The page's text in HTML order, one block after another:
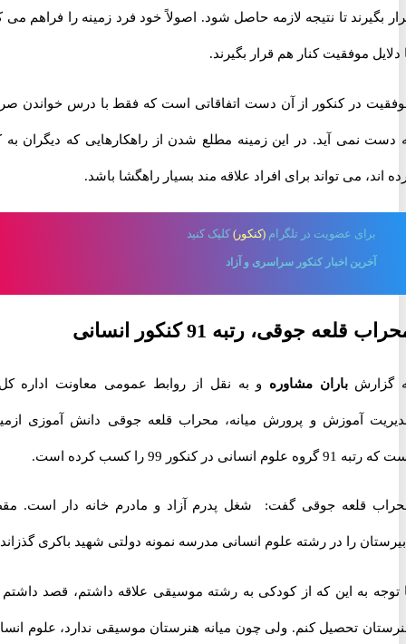
تا نتیجه لازمه حاصل شود. اصولاً خود فرد زمینه را فراهم می کند
موفقیت کنار هم قرار بگیرند.
در کنکور از آن دست اتفاقاتی است که فقط با درس خواندن صرف
نمی آید. در این زمینه مطلع شدن از راهکارهایی که دیگران به کار
می تواند برای افراد علاقه مند بسیار راهگشا باشد.
عضویت در تلگرام(کنکور)کلیک کنید
آخرین اخبار کنکور سراسری و آزاد
جوقی، رتبه 91 کنکور انسانی
باران مشاورهو به نقل از روابط عمومی معاونت اداره کل و
آموزش و پرورش میانه، محراب قلعه جوقی دانش آموزی ازمیانه
در کنکور 99 را کسب کرده است.
قلعه جوقی گفت: شغل پدرم آزاد و مادرم خانه دار است. مقطع
را در رشته علوم انسانی مدرسه نمونه دولتی شهید باکری گذزاندم.
به این که از کودکی به رشته موسیقی علاقه داشتم، قصد داشتم در
تحصیل کنم. ولی چون میانه هنرستان موسیقی ندارد، علوم انسانی